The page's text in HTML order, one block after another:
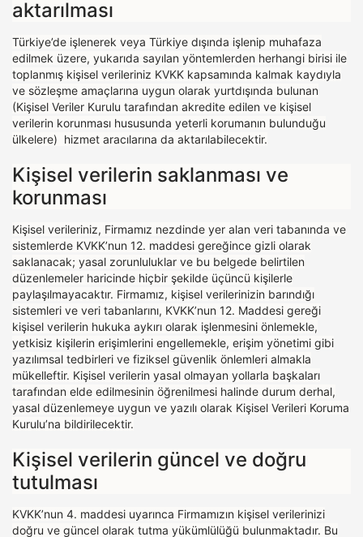
aktarılması
Türkiye’de işlenerek veya Türkiye dışında işlenip muhafaza
edilmek üzere, yukarıda sayılan yöntemlerden herhangi birisi ile
toplanmış kişisel verileriniz KVKK kapsamında kalmak kaydıyla
ve sözleşme amaçlarına uygun olarak yurtdışında bulunan
(Kişisel Veriler Kurulu tarafından akredite edilen ve kişisel
verilerin korunması hususunda yeterli korumanın bulunduğu
ülkelere) hizmet aracılarına da aktarılabilecektir.
Kişisel verilerin saklanması ve
korunması
Kişisel verileriniz, Firmamız nezdinde yer alan veri tabanında ve
sistemlerde KVKK’nun 12. maddesi gereğince gizli olarak
saklanacak; yasal zorunluluklar ve bu belgede belirtilen
düzenlemeler haricinde hiçbir şekilde üçüncü kişilerle
paylaşılmayacaktır. Firmamız, kişisel verilerinizin barındığı
sistemleri ve veri tabanlarını, KVKK’nun 12. Maddesi gereği
kişisel verilerin hukuka aykırı olarak işlenmesini önlemekle,
yetkisiz kişilerin erişimlerini engellemekle, erişim yönetimi gibi
yazılımsal tedbirleri ve fiziksel güvenlik önlemleri almakla
mükelleftir. Kişisel verilerin yasal olmayan yollarla başkaları
tarafından elde edilmesinin öğrenilmesi halinde durum derhal,
yasal düzenlemeye uygun ve yazılı olarak Kişisel Verileri Koruma
Kurulu’na bildirilecektir.
Kişisel verilerin güncel ve doğru
tutulması
KVKK’nun 4. maddesi uyarınca Firmamızın kişisel verilerinizi
doğru ve güncel olarak tutma yükümlülüğü bulunmaktadır. Bu